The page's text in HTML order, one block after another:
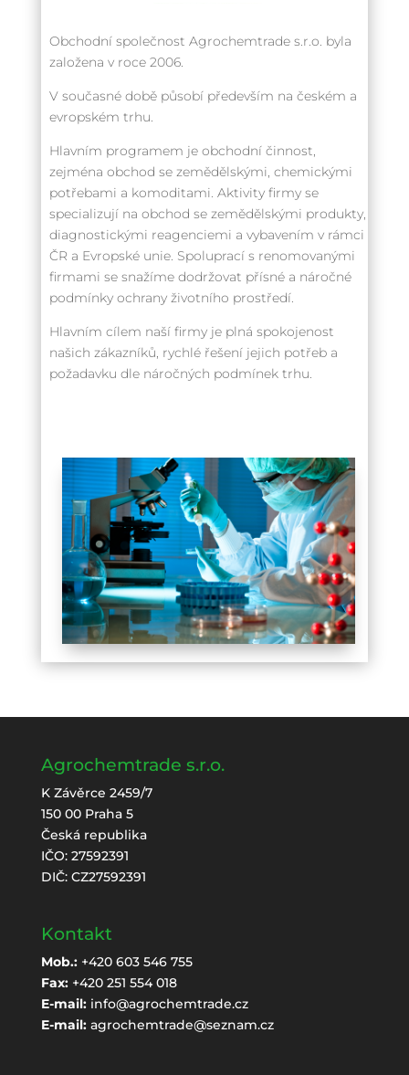
Obchodní společnost Agrochemtrade s.r.o. byla
založena v roce 2006.
V současné době působí především na českém a
evropském trhu.
Hlavním programem je obchodní činnost,
zejména obchod se zemědělskými, chemickými
potřebami a komoditami. Aktivity firmy se
specializují na obchod se zemědělskými produkty,
diagnostickými reagenciemi a vybavením v rámci
ČR a Evropské unie. Spoluprací s renomovanými
firmami se snažíme dodržovat přísné a náročné
podmínky ochrany životního prostředí.
Hlavním cílem naší firmy je plná spokojenost
našich zákazníků, rychlé řešení jejich potřeb a
požadavku dle náročných podmínek trhu.
Agrochemtrade s.r.o.
K Závěrce 2459/7
150 00 Praha 5
Česká republika
IČO: 27592391
DIČ: CZ27592391
Kontakt
Mob.:+420 603 546 755
Fax:+420 251 554 018
E-mail: info@agrochemtrade.cz
E-mail: agrochemtrade@seznam.cz